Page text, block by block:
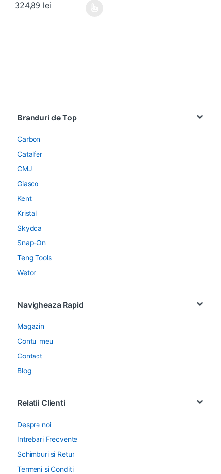
324,89 lei
Branduri de Top
Carbon
Catalfer
CMJ
Giasco
Kent
Kristal
Skydda
Snap-On
Teng Tools
Wetor
Navigheaza Rapid
Magazin
Contul meu
Contact
Blog
Relatii Clienti
Despre noi
Intrebari Frecvente
Schimburi si Retur
Termeni si Conditii